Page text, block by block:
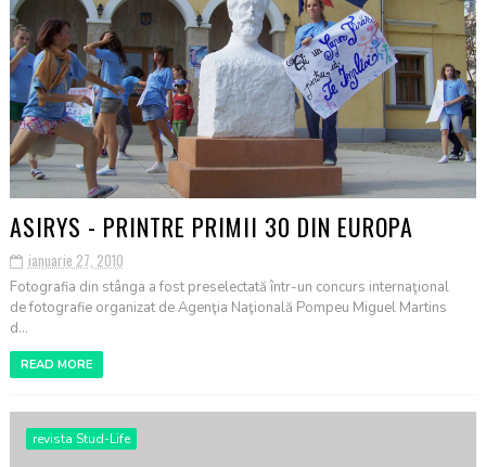
ASIRYS - PRINTRE PRIMII 30 DIN EUROPA
ianuarie 27, 2010
Fotografia din stânga a fost preselectată într-un concurs internaţional
de fotografie organizat de Agenţia Naţională Pompeu Miguel Martins
d...
READ MORE
revista Stud-Life